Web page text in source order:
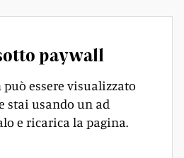
paywall
essere visualizzato
stai usando un ad
e ricarica la pagina.